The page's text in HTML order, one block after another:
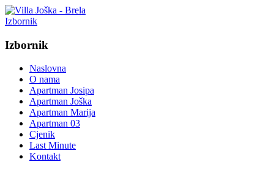
Izbornik
Izbornik
Naslovna
O nama
Apartman Josipa
Apartman Joška
Apartman Marija
Apartman 03
Cjenik
Last Minute
Kontakt